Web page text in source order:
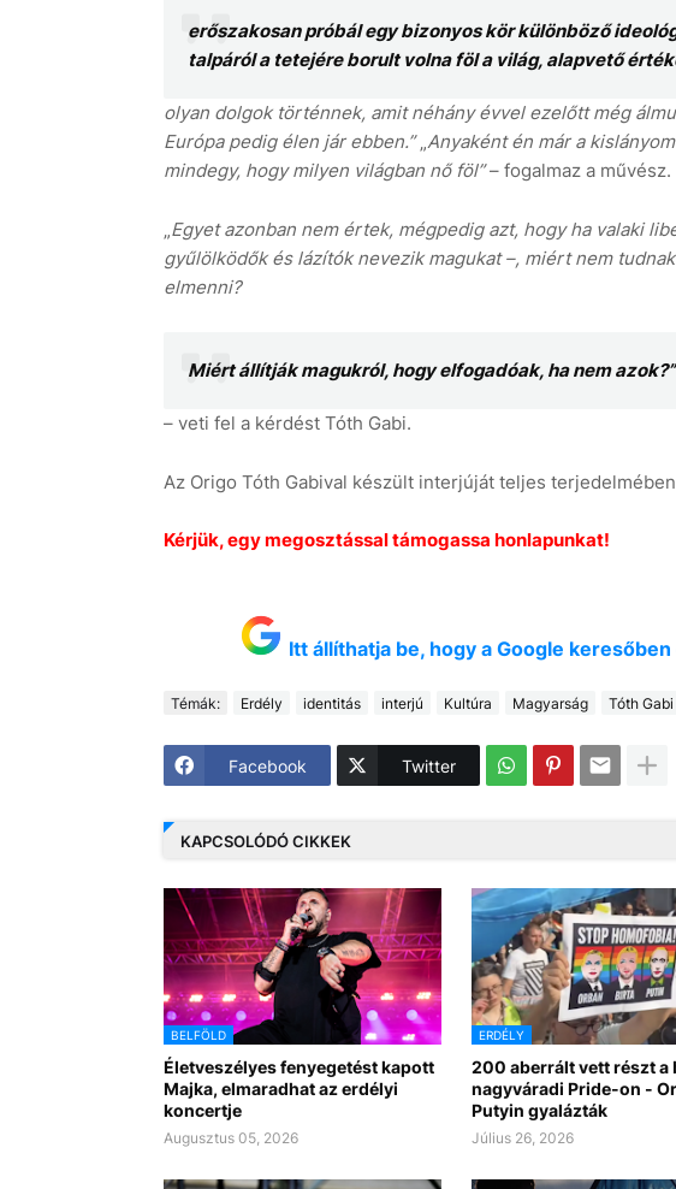
erőszakosan próbál egy bizonyos kör különböző
talpáról a tetejére borult volna föl a világ, alapvető
olyan dolgok történnek, amit néhány évvel ezelőtt még
Európa pedig élen jár ebben.”„Anyaként én már a
mindegy, hogy milyen világban nő föl”– fogalmaz a művész.
„Egyet azonban nem értek, mégpedig azt, hogy ha valaki
gyűlölködők és lázítók nevezik magukat –, miért nem
elmenni?
Miért állítják magukról, hogy elfogadóak, ha nem azok?”
– veti fel a kérdést Tóth Gabi.
Az Origo Tóth Gabival készült interjúját teljes terjedelmében
Kérjük, egy megosztással támogassa honlapunkat!
Itt állíthatja be, hogy a Google
Témák: Erdély identitás interjú Kultúra Magyarság Tóth Gabi
Facebook Twitter
KAPCSOLÓDÓ CIKKEK
BELFÖLD
Életveszélyes fenyegetést kapott
Majka, elmaradhat az erdélyi
koncertje
Augusztus 05, 2026
ERDÉLY
200 aberrált vett részt a
nagyváradi Pride-on -
Putyin gyalázták
Július 26, 2026